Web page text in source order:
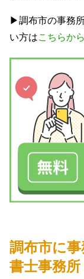
▶調布市の事務
い方はこちらか
調布市に
書士事務所